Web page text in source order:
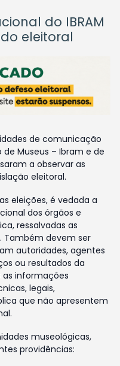
do IBRAM
eleitoral
de comunicação
Museus – Ibram e de
a observar as
eleitoral.
eleições, é vedada a
dos órgãos e
ressalvadas as
Também devem ser
autoridades, agentes
ou resultados da
informações
legais,
que não apresentem
museológicas,
providências: